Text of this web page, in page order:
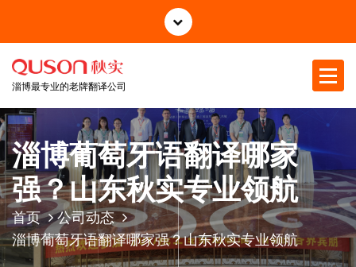
正
淄博最专业的老牌翻译公司
淄博葡萄牙语翻译哪家
强？山东秋实专业领航
首页
公司动态
淄博葡萄牙语翻译哪家强？山东秋实专业领航